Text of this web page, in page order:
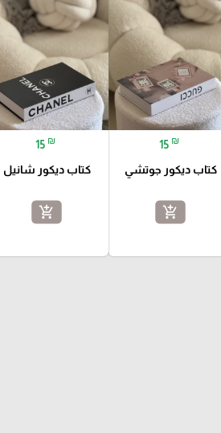
15 ₪
كتاب ديكور جوتشي
add_shopping_cart
15 ₪
كتاب ديكور شانيل
add_shopping_cart